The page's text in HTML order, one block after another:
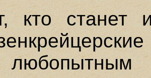
кто станет